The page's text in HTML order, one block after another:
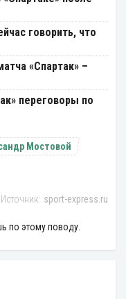
говорить, что
«Спартак» –
переговоры по
Мостовой
sport-express.ru
по этому поводу.